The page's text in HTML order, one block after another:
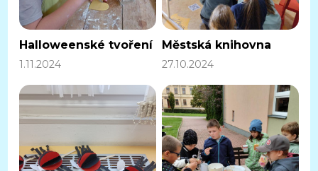
Halloweenské tvoření
1.11.2024
Městská knihovna
27.10.2024